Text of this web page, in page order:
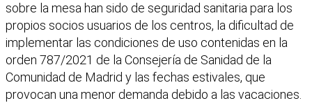
sobre la mesa han sido de seguridad sanitaria para los
propios socios usuarios de los centros, la dificultad de
implementar las condiciones de uso contenidas en la
orden 787/2021 de la Consejería de Sanidad de la
Comunidad de Madrid y las fechas estivales, que
provocan una menor demanda debido a las vacaciones.